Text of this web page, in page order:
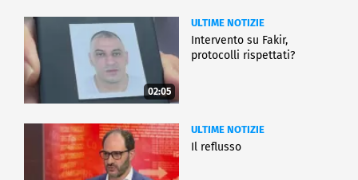
02:05
ULTIME NOTIZIE
Intervento su Fakir,
protocolli rispettati?
ULTIME NOTIZIE
Il reflusso